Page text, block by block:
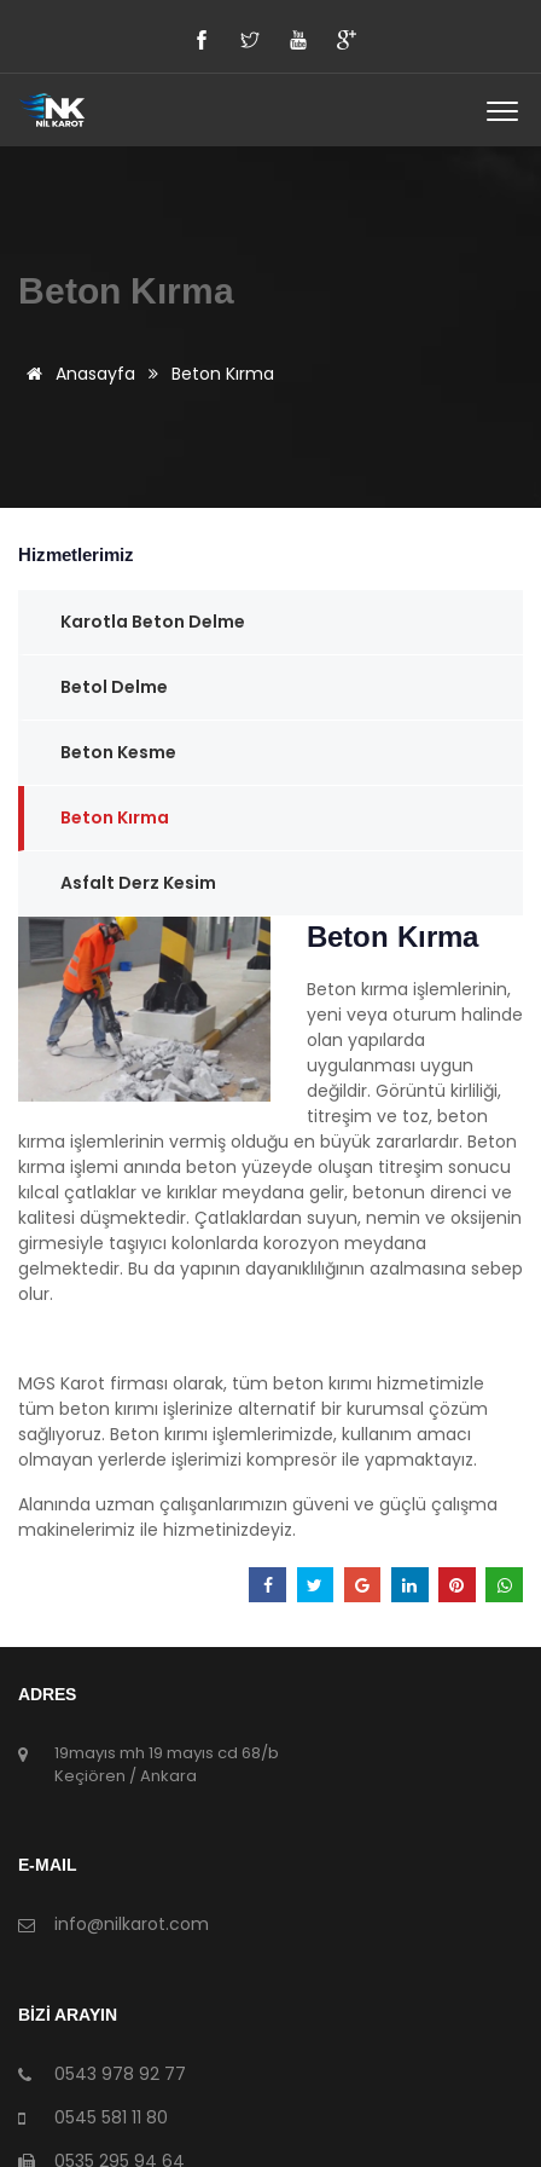
Beton Kırma
Anasayfa Beton Kırma
Hizmetlerimiz
Karotla Beton Delme
Betol Delme
Beton Kesme
Beton Kırma
Asfalt Derz Kesim
Beton Kırma
Beton kırma işlemlerinin,
yeni veya oturum halinde
olan yapılarda
uygulanması uygun
değildir. Görüntü kirliliği,
titreşim ve toz, beton
kırma işlemlerinin vermiş olduğu en büyük zararlardır. Beton
kırma işlemi anında beton yüzeyde oluşan titreşim sonucu
kılcal çatlaklar ve kırıklar meydana gelir, betonun direnci ve
kalitesi düşmektedir. Çatlaklardan suyun, nemin ve oksijenin
girmesiyle taşıyıcı kolonlarda korozyon meydana
gelmektedir. Bu da yapının dayanıklılığının azalmasına sebep
olur.
MGS Karot firması olarak, tüm beton kırımı hizmetimizle
tüm beton kırımı işlerinize alternatif bir kurumsal çözüm
sağlıyoruz. Beton kırımı işlemlerimizde, kullanım amacı
olmayan yerlerde işlerimizi kompresör ile yapmaktayız.
Alanında uzman çalışanlarımızın güveni ve güçlü çalışma
makinelerimiz ile hizmetinizdeyiz.
ADRES
19mayıs mh 19 mayıs cd 68/b
Keçiören / Ankara
E-MAIL
info@nilkarot.com
BİZİ ARAYIN
0543 978 92 77
0545 581 11 80
0535 295 94 64